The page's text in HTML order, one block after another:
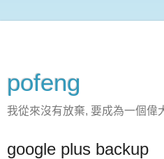
pofeng
我從來沒有放棄, 要成為一個偉
google plus backup